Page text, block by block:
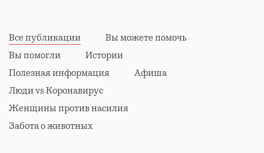
Все публикации
Вы можете помочь
Вы помогли
Истории
Полезная информация
Афиша
Люди vs Коронавирус
Женщины против насилия
Забота о животных